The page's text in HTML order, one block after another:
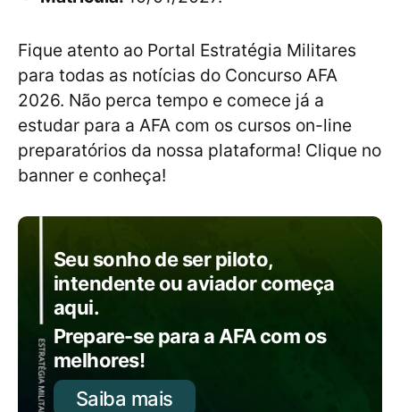
Fique atento ao Portal Estratégia Militares
para todas as notícias do Concurso AFA
2026. Não perca tempo e comece já a
estudar para a AFA com os cursos on-line
preparatórios da nossa plataforma! Clique no
banner e conheça!
Seu sonho de ser piloto,
intendente ou aviador começa
aqui.
Prepare-se para a AFA com os
melhores!
Saiba mais